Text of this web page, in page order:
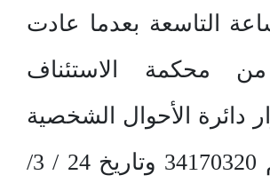
التاسعة بعدما عادت
من محكمة الاستئناف
دائرة الأحوال الشخصية
الثانية برقم 34170320 وتاريخ 24 / 3/